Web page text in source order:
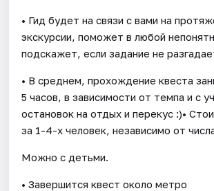
• Гид будет на связи с вами на
экскурсии, поможет в любой
подскажет, если задание не
• В среднем, прохождение квеста
5 часов, в зависимости от темпа и с
остановок на отдых и перекус :)•
за 1-4-х человек, независимо от
Можно с детьми.
• Завершится квест около метро